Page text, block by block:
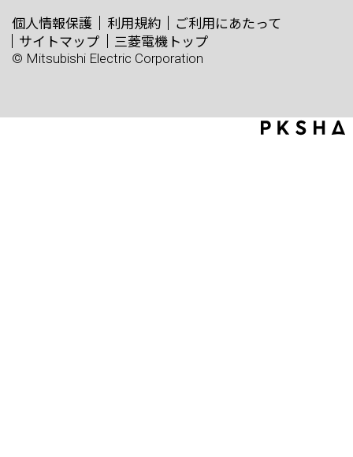
個人情報保護 利用規約
ご利用にあたって
サイトマップ
三菱電機トップ
© Mitsubishi Electric Corporation